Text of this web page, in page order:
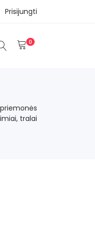
Prisijungti
0
tralai